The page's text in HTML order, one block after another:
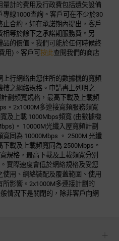
量計的費用及行政費包括遺失設備
線1000查詢。客戶可在不少於30
止合約，如在承諾期內提出，客戶
等於餘下之承諾期服務費。另
品的價值。我們可能於任何時候終
用)。客戶可按此查閱我們的商店
行網絡由您住所的數據機的寬頻
之網絡規格。申請書上列明之
劃頻寬規格，最高下載及上載頻
。2x1000M多連接寬頻服務頻寬
及上載 1000Mbps頻寬 (由數據機
。 10000M光纖入屋寬頻計劃
同為 10000Mbps 。 2500M 光纖
載及上載頻寬同為 2500Mbps。
規格，最高下載及上載頻寬分別
實際速度會低於網絡規格及受您
用、網絡裝配及覆蓋範圍、使用
影響。2x1000M多連接計劃的
情況下是關閉的，除非客戶向網